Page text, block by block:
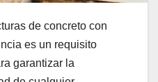
de concreto con
es un requisito
garantizar la